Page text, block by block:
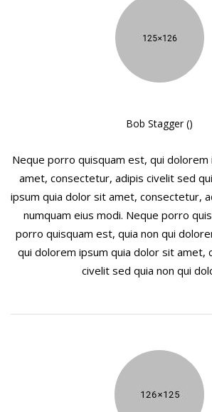
Bob Stagger ()
Neque porro quisquam est, qui
amet, consectetur, adipis civelit sed
ipsum quia dolor sit amet, consectetur,
numquam eius modi. Neque porro
porro quisquam est, quia non qui
qui dolorem ipsum quia dolor sit amet,
civelit sed quia non qui